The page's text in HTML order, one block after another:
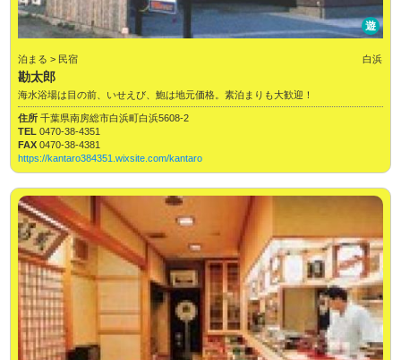
遊
泊まる > 民宿 白浜
勘太郎
海水浴場は目の前、いせえび、鮑は地元価格。素泊まりも大歓迎！
住所千葉県南房総市白浜町白浜5608-2
TEL0470-38-4351
FAX0470-38-4381
https://kantaro384351.wixsite.com/kantaro